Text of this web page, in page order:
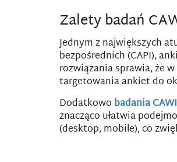
Zalety badań
Jednym z największych
bezpośrednich (CAPI),
rozwiązania sprawia, że
targetowania ankiet do
Dodatkowo badania CAWI
znacząco ułatwia
(desktop, mobile), co